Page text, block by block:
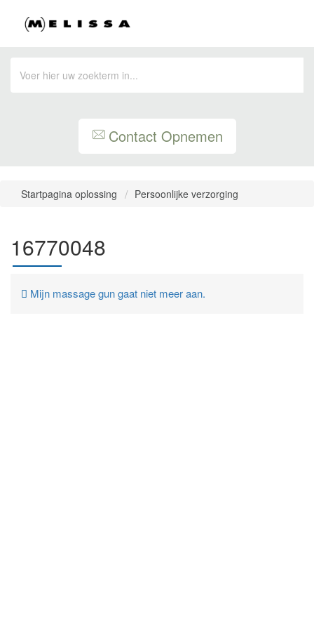
Contact Opnemen
Startpagina oplossing Persoonlijke verzorging
16770048
Mijn massage gun gaat niet meer aan.